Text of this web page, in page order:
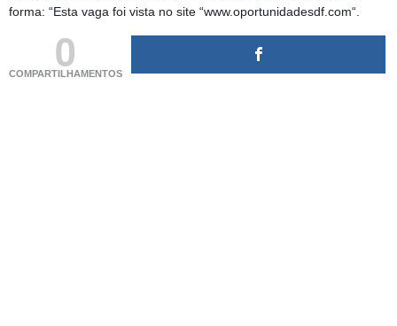
forma: “Esta vaga foi vista no site “www.oportunidadesdf.com“.
0
COMPARTILHAMENTOS